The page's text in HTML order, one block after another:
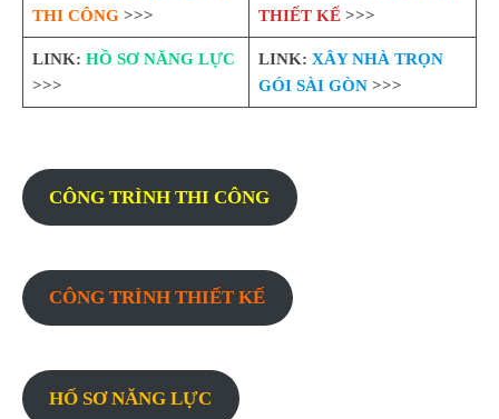
THI CÔNG>>>
THIẾT KẾ>>>
LINK: HỒ SƠ NĂNG LỰC
>>>
LINK: XÂY NHÀ TRỌN
GÓI SÀI GÒN>>>
CÔNG TRÌNH THI CÔNG
CÔNG TRÌNH THIẾT KẾ
HỐ SƠ NĂNG LỰC